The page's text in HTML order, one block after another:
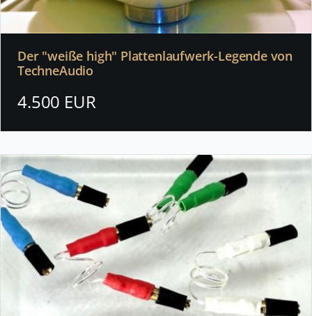
Der "weiße high" Plattenlaufwerk-Legende von
TechneAudio
4.500 EUR